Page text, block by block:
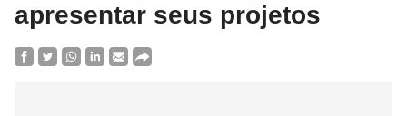
apresentar seus projetos